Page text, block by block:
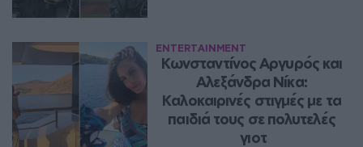
ENTERTAINMENT
Κωνσταντίνος Αργυρός και
Αλεξάνδρα Νίκα:
Καλοκαιρινές στιγμές με τα
παιδιά τους σε πολυτελές
γιοτ